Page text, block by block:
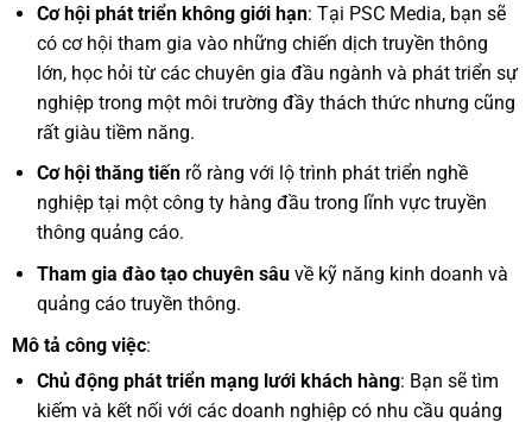
Cơ hội phát triển không giới hạn: Tại PSC Media, bạn sẽ
có cơ hội tham gia vào những chiến dịch truyền thông
lớn, học hỏi từ các chuyên gia đầu ngành và phát triển sự
nghiệp trong một môi trường đầy thách thức nhưng cũng
rất giàu tiềm năng.
Cơ hội thăng tiếnrõ ràng với lộ trình phát triển nghề
nghiệp tại một công ty hàng đầu trong lĩnh vực truyền
thông quảng cáo.
Tham gia đào tạo chuyên sâuvề kỹ năng kinh doanh và
quảng cáo truyền thông.
Mô tả công việc:
Chủ động phát triển mạng lưới khách hàng: Bạn sẽ tìm
kiếm và kết nối với các doanh nghiệp có nhu cầu quảng